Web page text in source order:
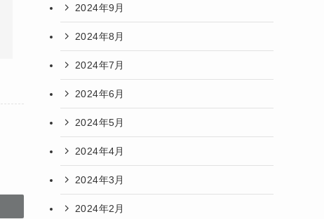
2024年9月
2024年8月
2024年7月
2024年6月
2024年5月
2024年4月
2024年3月
2024年2月